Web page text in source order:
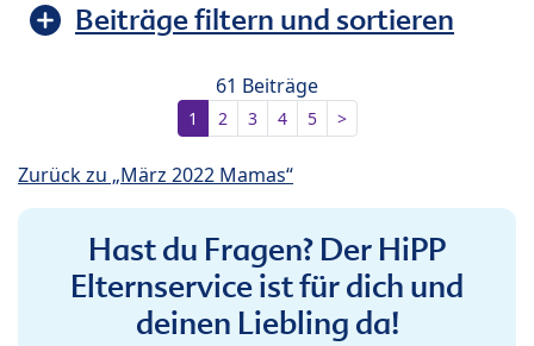
Beiträge filtern und sortieren
61 Beiträge
1 2 3 4 5 >
Zurück zu „März 2022 Mamas“
Hast du Fragen? Der HiPP
Elternservice ist für dich und
deinen Liebling da!